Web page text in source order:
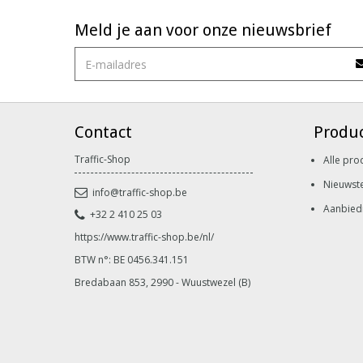
Meld je aan voor onze nieuwsbrief
Contact
Traffic-Shop
info@traffic-shop.be
+32 2 410 25 03
https://www.traffic-shop.be/nl/
BTW n°: BE 0456.341.151
Bredabaan 853, 2990 - Wuustwezel (B)
Alle